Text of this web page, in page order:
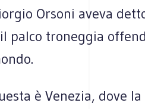
Orsoni aveva
palco troneggia
è Venezia, dove